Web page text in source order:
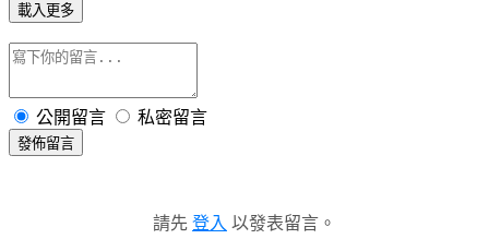
載入更多
公開留言 私密留言
發佈留言
請先 登入 以發表留言。